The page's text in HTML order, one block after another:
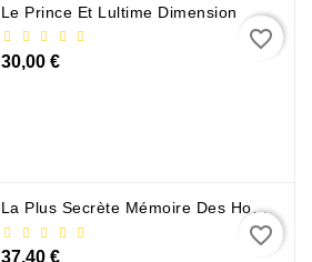
Le Prince Et Lultime Dimension
30,00 €
favorite_border
La Plus Secrète Mémoire Des Hommes - Mohamed Mbougar Sarr
37,40 €
favorite_border